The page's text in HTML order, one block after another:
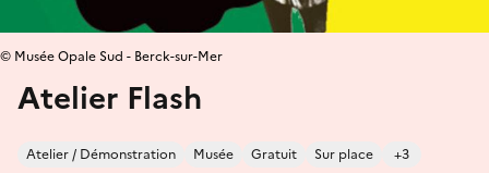
Atelier Flash
Atelier / Démonstration Musée Gratuit Sur place +3
© Musée Opale Sud - Berck-sur-Mer